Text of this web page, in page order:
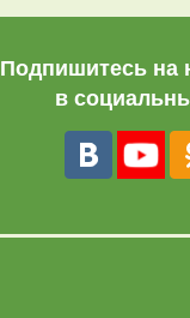
Подпишитесь на
в